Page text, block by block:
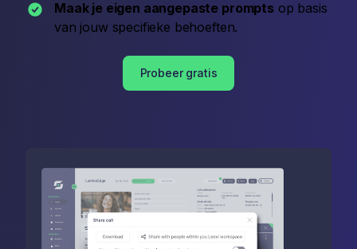
Maak je eigen aangepaste promptsop basis
van jouw specifieke behoeften.
Probeer gratis